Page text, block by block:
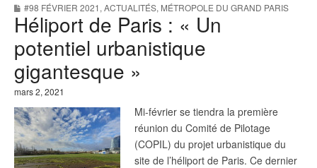
o
o
k
e
r
#98 FÉVRIER 2021, ACTUALITÉS, MÉTROPOLE DU GRAND PARIS
Héliport de Paris : « Un
potentiel urbanistique
gigantesque »
mars 2, 2021
Mi-février se tiendra la première
réunion du Comité de Pilotage
(COPIL) du projet urbanistique du
site de l’héliport de Paris. Ce dernier